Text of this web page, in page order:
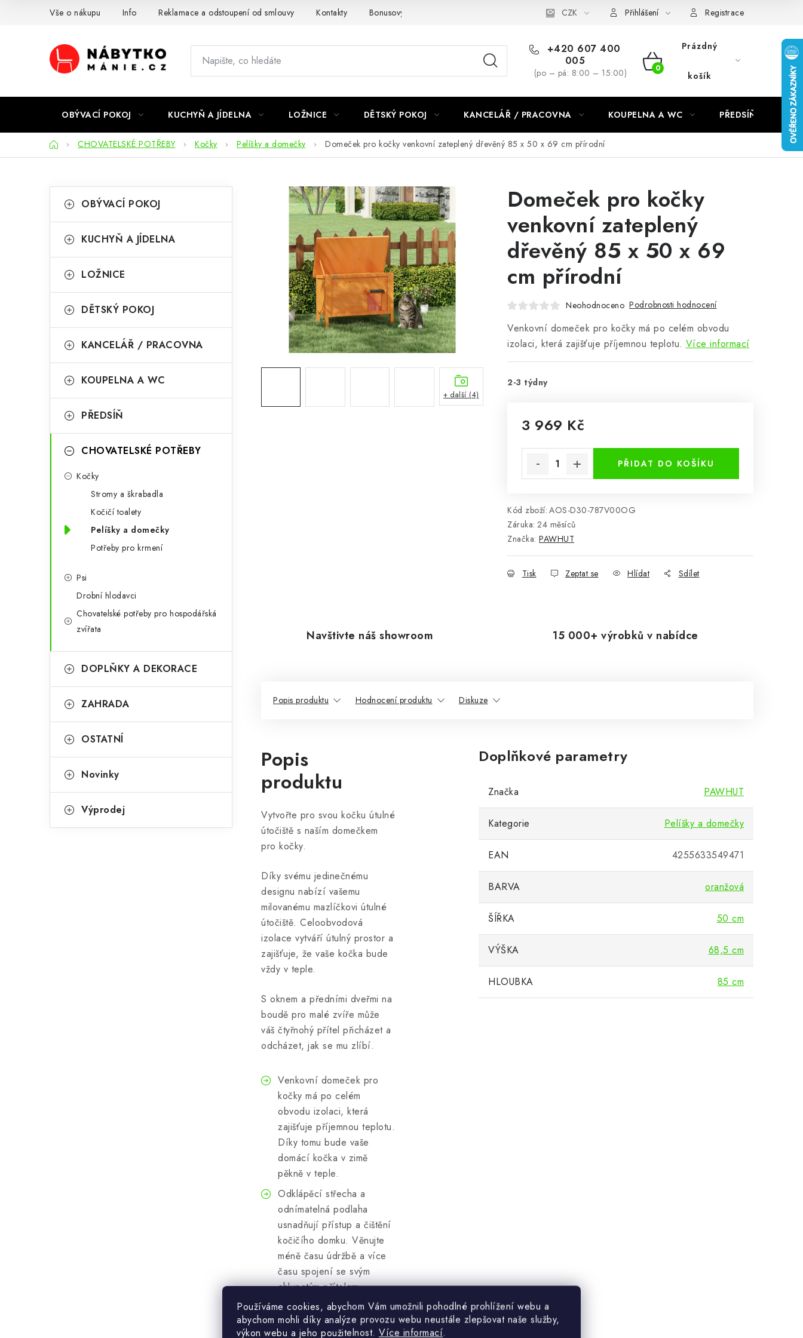
Používáme cookies, abychom Vám umožnili pohodlné prohlížení webu a
abychom mohli díky analýze provozu webu neustále zlepšovat naše služby,
výkon webu a jeho použitelnost. Více informací.
Vše o nákupu Info Reklamace a odstoupení od smlouvy Kontakty Bonusový program NBM+ CZK Přihlášení Registrace
+420 607 400
005
(po – pá: 8:00 – 15:00)
NÁKUPNÍ
Prázdný
košík
OBÝVACÍ POKOJ KUCHYŇ A JÍDELNA LOŽNICE DĚTSKÝ POKOJ KANCELÁŘ / PRACOVNA KOUPELNA A WC PŘEDSÍŇ
DomůCHOVATELSKÉ POTŘEBY Kočky Pelíšky a domečky Domeček pro kočky venkovní zateplený dřevěný 85 x 50 x 69 cm přírodní
o
t
r
n
n
p
kategorie
a
e
o
i
OBÝVACÍ POKOJ
KUCHYŇ A JÍDELNA
LOŽNICE
DĚTSKÝ POKOJ
KANCELÁŘ / PRACOVNA
KOUPELNA A WC
PŘEDSÍŇ
CHOVATELSKÉ POTŘEBY
Kočky
Stromy a škrabadla
Kočičí toalety
Pelíšky a domečky
Potřeby pro krmení
Psi
Drobní hlodavci
Chovatelské potřeby pro hospodářská
zvířata
DOPLŇKY A DEKORACE
ZAHRADA
OSTATNÍ
Novinky
Výprodej
Domeček pro kočky
venkovní zateplený
dřevěný 85 x 50 x 69
cm přírodní
Neohodnoceno Podrobnosti hodnocení
Venkovní domeček pro kočky má po celém obvodu
izolaci, která zajišťuje příjemnou teplotu. Více informací
2-3 týdny
3 969 Kč
PŘIDAT DO KOŠÍKU
Kód zboží: AOS-D30-787V00OG
Záruka: 24 měsíců
Značka: PAWHUT
Tisk Zeptat se Hlídat Sdílet
+ další (4)
Navštivte náš showroom 15 000+ výrobků v nabídce
Popis produktu Hodnocení produktu Diskuze
Popis
produktu
Vytvořte pro svou kočku útulné
útočiště s naším domečkem
pro kočky.
Díky svému jedinečnému
designu nabízí vašemu
milovanému mazlíčkovi útulné
útočiště. Celoobvodová
izolace vytváří útulný prostor a
zajišťuje, že vaše kočka bude
vždy v teple.
S oknem a předními dveřmi na
boudě pro malé zvíře může
váš čtyřnohý přítel přicházet a
odcházet, jak se mu zlíbí.
Venkovní domeček pro
kočky má po celém
obvodu izolaci, která
zajišťuje příjemnou teplotu.
Díky tomu bude vaše
domácí kočka v zimě
pěkně v teple.
Odklápěcí střecha a
odnímatelná podlaha
usnadňují přístup a čištění
kočičího domku. Věnujte
méně času údržbě a více
času spojení se svým
chlupatým přítelem.
Díky dvířkům se závěsem
nabízí naše jeskyně pro
Doplňkové parametry
Značka PAWHUT
Kategorie Pelíšky a domečky
EAN 4255633549471
BARVA oranžová
ŠÍŘKA 50 cm
VÝŠKA 68,5 cm
HLOUBKA 85 cm